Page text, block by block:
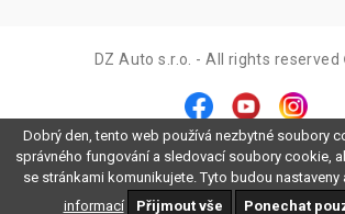
DZ Auto s.r.o. - All rights reserved
Dobrý den, tento web používá nezbytné soubory
správného fungování a sledovací soubory cookie,
se stránkami komunikujete. Tyto budou nastaveny
informací
Přijmout vše Ponechat